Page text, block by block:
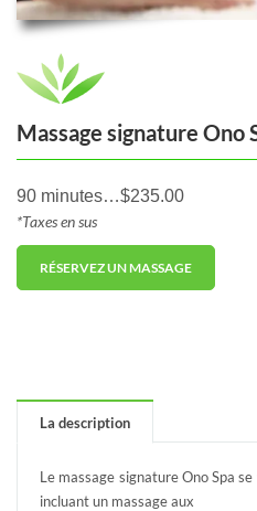
Massage signature Ono
90 minutes…$235.00
*Taxes en sus
RÉSERVEZ UN MASSAGE
La description
Le massage signature Ono Spa
incluant un massage aux